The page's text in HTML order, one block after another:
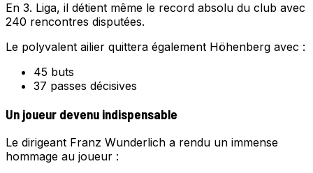
En 3. Liga, il détient même le record absolu du club avec
240 rencontres disputées.
Le polyvalent ailier quittera également Höhenberg avec :
45 buts
37 passes décisives
Un joueur devenu indispensable
Le dirigeant Franz Wunderlich a rendu un immense
hommage au joueur :